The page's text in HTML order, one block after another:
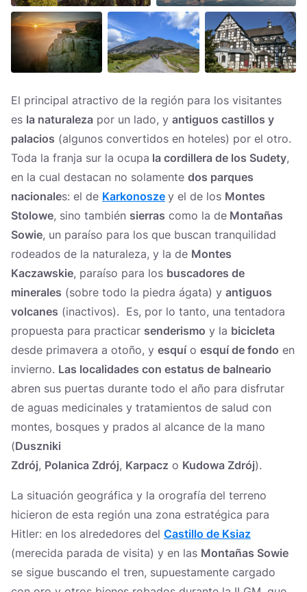
El principal atractivo de la región para los visitantes
es la naturaleza por un lado, y antiguos castillos y
palacios (algunos convertidos en hoteles) por el otro.
Toda la franja sur la ocupa la cordillera de los Sudety,
en la cual destacan no solamente dos parques
nacionales: el de Karkonosze y el de los Montes
Stolowe, sino también sierras como la de Montañas
Sowie, un paraíso para los que buscan tranquilidad
rodeados de la naturaleza, y la de Montes
Kaczawskie, paraíso para los buscadores de
minerales (sobre todo la piedra ágata) y antiguos
volcanes (inactivos). Es, por lo tanto, una tentadora
propuesta para practicar senderismo y la bicicleta
desde primavera a otoño, y esquío esquí de fondo en
invierno. Las localidades con estatus de balneario
abren sus puertas durante todo el año para disfrutar
de aguas medicinales y tratamientos de salud con
montes, bosques y prados al alcance de la mano
(Duszniki
Zdrój, Polanica Zdrój, Karpacz o Kudowa Zdrój).
La situación geográfica y la orografía del terreno
hicieron de esta región una zona estratégica para
Hitler: en los alrededores del Castillo de Ksiaz
(merecida parada de visita) y en las Montañas Sowie
se sigue buscando el tren, supuestamente cargado